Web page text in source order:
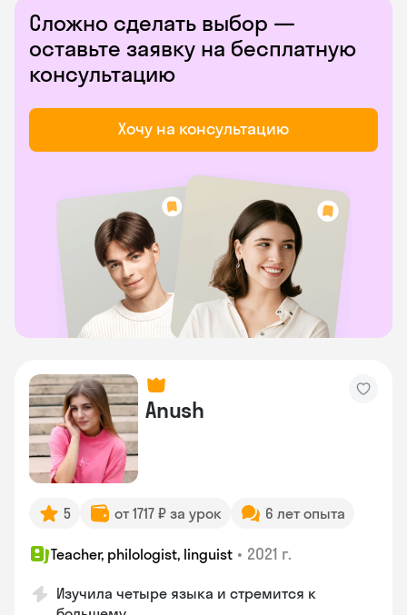
Сложно сделать выбор —
оставьте заявку на бесплатную
консультацию
Хочу на консультацию
Anush
5 от 1717 ₽ за урок 6 лет опыта
Teacher, philologist, linguist • 2021 г.
Изучила четыре языка и стремится к